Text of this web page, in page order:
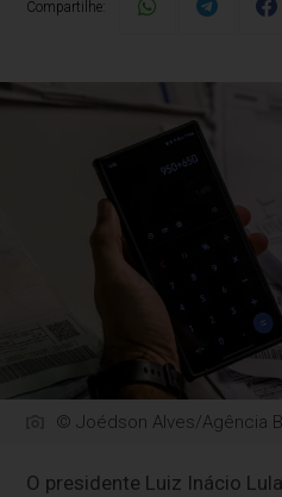
Compartilhe:
© Joédson Alves/Agência
O presidente Luiz Inácio